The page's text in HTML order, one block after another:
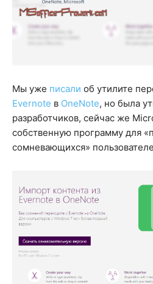
Мы уже писали об утилите
Evernote в OneNote, но была
разработчиков, сейчас же
собственную программу для
сомневающихся»